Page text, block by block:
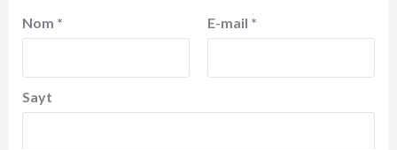
Nom * E-mail *
Sayt